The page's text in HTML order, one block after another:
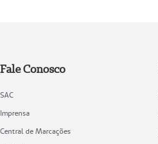
Fale Conosco
SAC
Imprensa
Central de Marcações